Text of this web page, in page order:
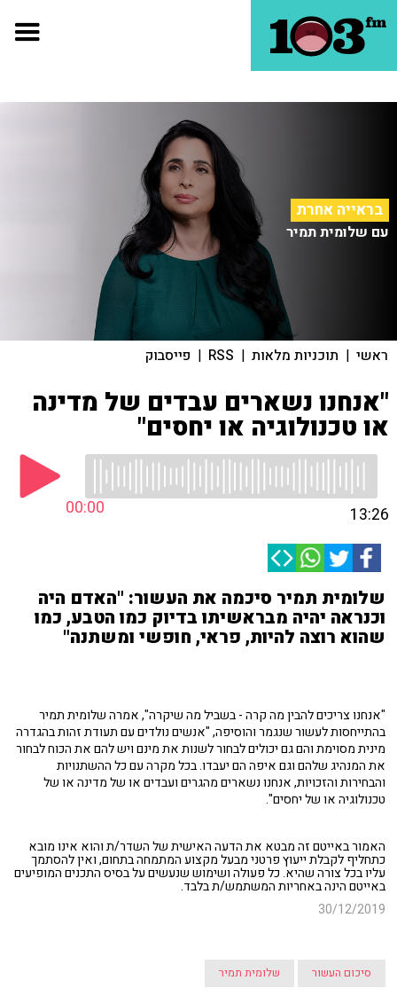
בראייה אחרת
עם שלומית תמיר
ראשי | תוכניות מלאות |
RSS
| פייסבוק
"אנחנו נשארים עבדים של מדינה
או טכנולוגיה או יחסים"
00:00 13:26
שלומית תמיר סיכמה את העשור: "האדם היה
וכנראה יהיה מבראשיתו בדיוק כמו הטבע, כמו
שהוא רוצה להיות, פראי, חופשי ומשתנה"
"אנחנו צריכים להבין מה קרה - בשביל מה שיקרה", אמרה שלומית תמיר
בהתייחסות לעשור שנגמר והוסיפה, "אנשים נולדים עם תעודת זהות בהגדרה
מינית מסוימת והם גם יכולים לבחור לשנות את מינם ויש להם את הכוח לבחור
את המנהיג שלהם וגם איפה הם יעבדו. בכל מקרה עם כל ההשתנויות
והבחירות והזכויות, אנחנו נשארים מהגרים ועבדים או של מדינה או של
טכנולוגיה או של יחסים".
האמור באייטם זה מבטא את הדעה האישית של השדר/ת והוא אינו מובא
כתחליף לקבלת ייעוץ פרטני מבעל מקצוע המתמחה בתחום, ואין להסתמך
עליו בכל צורה שהיא. כל פעולה ושימוש שנעשים על בסיס התכנים המופיעים
באייטם הינה באחריות המשתמש/ת בלבד.
30/12/2019
סיכום העשור שלומית תמיר